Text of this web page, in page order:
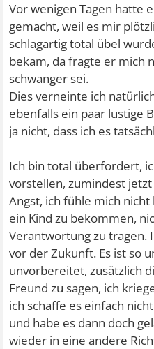
Vor wenigen Tagen hatte
gemacht, weil es mir
schlagartig total übel
bekam, da fragte er mich
schwanger sei.
Dies verneinte ich
ebenfalls ein paar lustige
ja nicht, dass ich es
Ich bin total überfordert,
vorstellen, zumindest
Angst, ich fühle mich
ein Kind zu bekommen,
Verantwortung zu tragen.
vor der Zukunft. Es ist so
unvorbereitet, zusätzlich
Freund zu sagen, ich
ich schaffe es einfach
und habe es dann doch
wieder in eine andere